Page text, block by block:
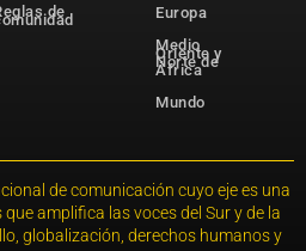
de
Europa
Medio
Oriente y
Norte de
África
Mundo
de comunicación cuyo eje es una
amplifica las voces del Sur y de la
globalización, derechos humanos y